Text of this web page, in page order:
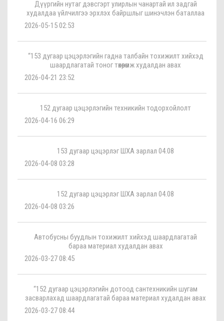
Дүүргийн нутаг дэвсгэрт улирлын чанартай ил задгай
худалдаа үйлчилгээ эрхлэх байршлыг шинэчлэн баталлаа
2026-05-15 02:53
“153 дугаар цэцэрлэгийн гадна талбайн тохижилт хийхэд
шаардлагатай тоног төхөөрөмж худалдан авах
2026-04-21 23:52
152 дугаар цэцэрлэгийн техникийн тодорхойлолт
2026-04-16 06:29
153 дугаар цэцэрлэг ШХА зарлал 04.08
2026-04-08 03:28
152 дугаар цэцэрлэг ШХА зарлал 04.08
2026-04-08 03:26
Автобусны буудлын тохижилт хийхэд шаардлагатай
бараа материал худалдан авах
2026-03-27 08:45
“152 дугаар цэцэрлэгийн дотоод сантехникийн шугам
засварлахад шаардлагатай бараа материал худалдан авах
2026-03-27 08:44